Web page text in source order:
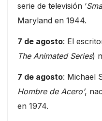
serie de televisión ‘
Maryland en 1944.
7 de agosto: El
The Animated Series)
7 de agosto: Michael
Hombre de Acero’,
en 1974.